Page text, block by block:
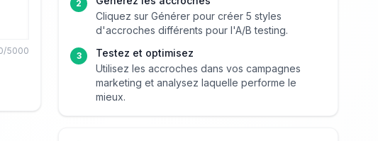
/5000
2
Cliquez sur Générer pour créer 5 styles
d'accroches différents pour l'A/B testing.
3
Testez et optimisez
Utilisez les accroches dans vos campagnes
marketing et analysez laquelle performe le
mieux.